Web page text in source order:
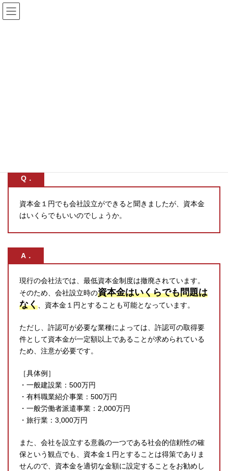
コ
ン
テ
ナ
ビ
ゲ
Q．
資本金１円でも会社設立ができると聞きましたが、資本金
はいくらでもいいのでしょうか。
A．
現行の会社法では、最低資本金制度は撤廃されています。
そのため、会社設立時の資本金はいくらでも問題は
なく 、資本金１円とすることも可能となっています。
ただし、許認可が必要な業種によっては、許認可の取得要
件として資本金が一定額以上であることが求められている
ため、注意が必要です。
［具体例］
・一般建設業：500万円
・有料職業紹介事業：500万円
・一般労働者派遣事業：2,000万円
・旅行業：3,000万円
また、会社を設立する意義の一つである社会的信頼性の確
保という観点でも、資本金１円とすることは得策でありま
せんので、資本金を適切な金額に設定することをお勧めし